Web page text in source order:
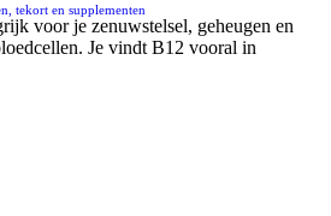
tekort en supplementen
voor je zenuwstelsel, geheugen en
Je vindt B12 vooral in